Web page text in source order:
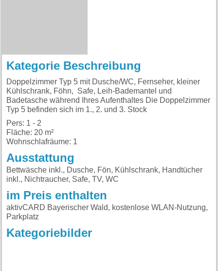
Kategorie Beschreibung
Doppelzimmer Typ 5 mit Dusche/WC, Fernseher, kleiner
Kühlschrank, Föhn, Safe, Leih-Bademantel und
Badetasche während Ihres Aufenthaltes Die Doppelzimmer
Typ 5 befinden sich im 1., 2. und 3. Stock
Pers: 1 - 2
Fläche: 20 m²
Wohnschlafräume: 1
Ausstattung
Bettwäsche inkl., Dusche, Fön, Kühlschrank, Handtücher
inkl., Nichtraucher, Safe, TV, WC
im Preis enthalten
aktivCARD Bayerischer Wald, kostenlose WLAN-Nutzung,
Parkplatz
Kategoriebilder